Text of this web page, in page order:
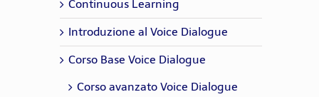
Continuous Learning
Introduzione al Voice Dialogue
Corso Base Voice Dialogue
Corso avanzato Voice Dialogue